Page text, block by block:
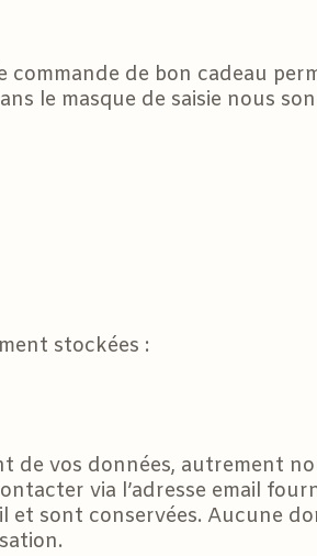
de bon cadeau
le masque de saisie nous
stockées :
vos données, autrement
via l’adresse email
sont conservées. Aucune